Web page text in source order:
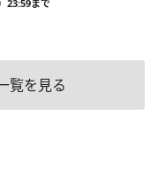
23:59まで
覧を見る